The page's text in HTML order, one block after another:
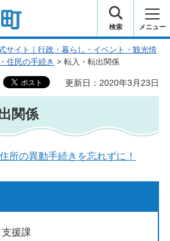
町
検索 メニュー
サイト｜行政・暮らし・イベント・観光情
住民の手続き > 転入・転出関係
更新日：2020年3月23日
関係
所の異動手続きを忘れずに！
援課